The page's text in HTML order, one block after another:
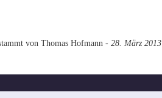
von Thomas Hofmann - 28. März 2013